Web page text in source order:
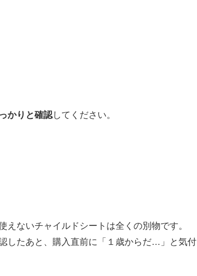
かりと確認してください。
ないチャイルドシートは全くの別物です。
したあと、購入直前に「１歳からだ…」と気付